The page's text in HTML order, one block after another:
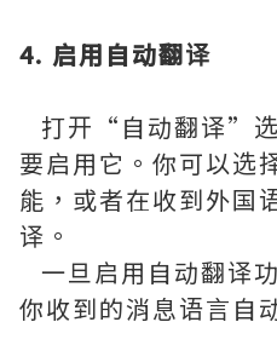
4. 启用自动翻译
打开“自动翻译”选
要启用它。你可以选
能，或者在收到外国
译。
一旦启用自动翻译
你收到的消息语言自